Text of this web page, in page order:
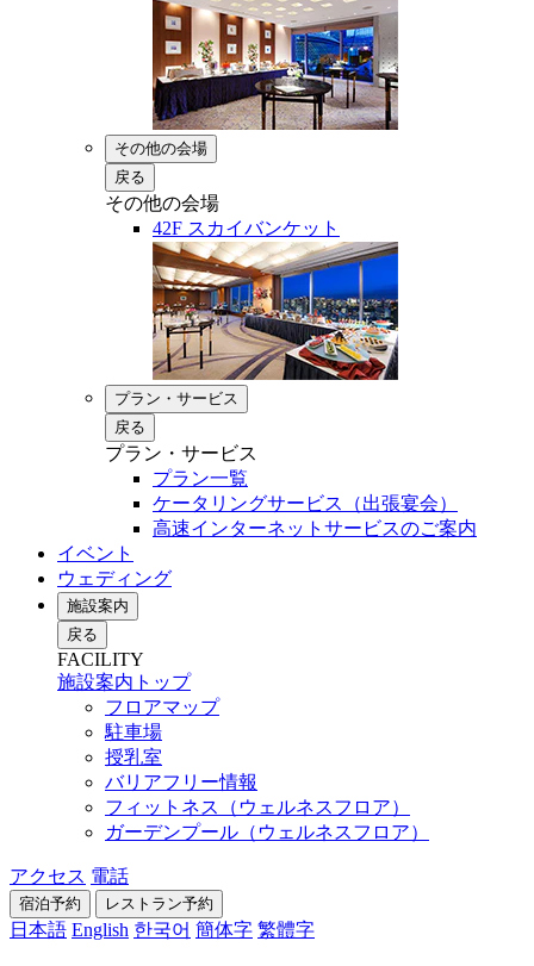
その他の会場
戻る
その他の会場
42F スカイバンケット
プラン・サービス
戻る
プラン・サービス
プラン一覧
ケータリングサービス（出張宴会）
高速インターネットサービスのご案内
イベント
ウェディング
施設案内
戻る
FACILITY
施設案内トップ
フロアマップ
駐車場
授乳室
バリアフリー情報
フィットネス（ウェルネスフロア）
ガーデンプール（ウェルネスフロア）
アクセス 電話
宿泊予約 レストラン予約
日本語 English 한국어 簡体字 繁體字